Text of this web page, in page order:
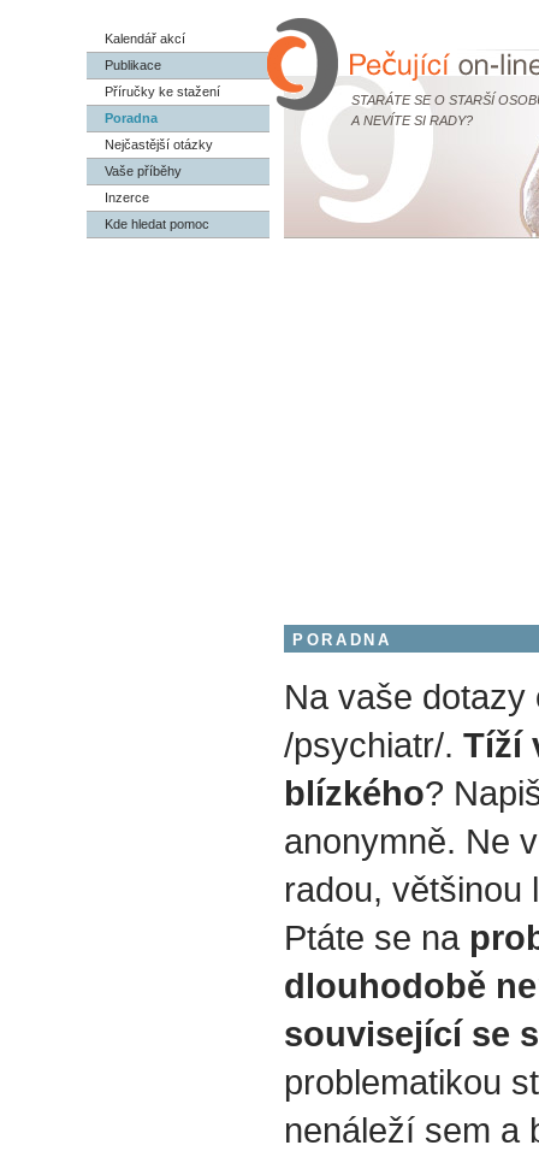
STARÁTE SE O STARŠÍ
A NEVÍTE SI RADY?
Kalendář akcí
Publikace
Příručky ke stažení
Poradna
Nejčastější otázky
Vaše příběhy
Inzerce
Kde hledat pomoc
PORADNA
Na vaše dotazy
/psychiatr/. Tíží
blízkého?
anonymně. Ne
radou, většinou
Ptáte se na
dlouhodobě
související se
problematikou
nenáleží sem a